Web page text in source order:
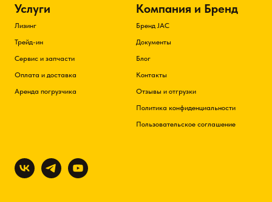
Услуги
Лизинг
Трейд-ин
Сервис и запчасти
Оплата и доставка
Аренда погрузчика
Компания и Бренд
Бренд JAC
Документы
Блог
Контакты
Отзывы и отгрузки
Политика конфиденциальности
Пользовательское соглашение